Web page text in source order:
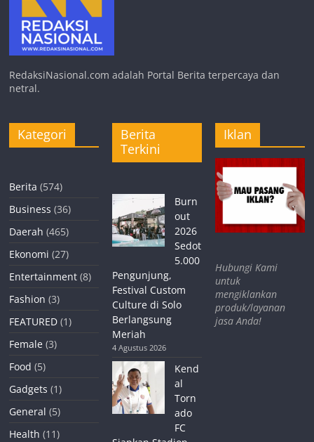
RedaksiNasional.com adalah Portal Berita terpercaya dan
netral.
Kategori
Berita (574)
Business (36)
Daerah (465)
Ekonomi (27)
Entertainment (8)
Fashion (3)
FEATURED (1)
Female (3)
Food (5)
Gadgets (1)
General (5)
Health (11)
Berita
Terkini
Burn
out
2026
Sedot
5.000
Pengunjung,
Festival Custom
Culture di Solo
Berlangsung
Meriah
4 Agustus 2026
Kend
al
Torn
ado
FC
Iklan
Hubungi Kami
untuk
mengiklankan
produk/layanan
jasa Anda!